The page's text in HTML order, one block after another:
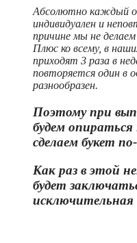
Абсолютно каждый
индивидуален и
причине мы не
Плюс ко всему, в
приходят 3 раза в
повторяется один в
разнообразен.
Поэтому при
будем
сделаем букет
Как раз в этой
будет
исключительная